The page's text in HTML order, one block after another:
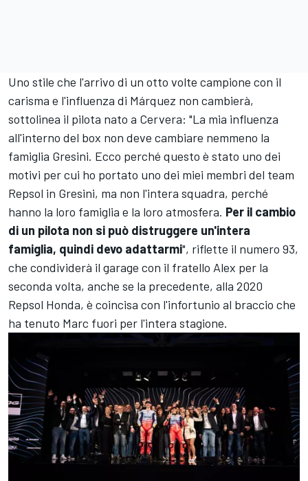
Uno stile che l'arrivo di un otto volte campione con il
carisma e l'influenza di Márquez non cambierà,
sottolinea il pilota nato a Cervera: "La mia influenza
all'interno del box non deve cambiare nemmeno la
famiglia Gresini. Ecco perché questo è stato uno dei
motivi per cui ho portato uno dei miei membri del team
Repsol in Gresini, ma non l'intera squadra, perché
hanno la loro famiglia e la loro atmosfera. Per il cambio
di un pilota non si può distruggere un'intera
famiglia, quindi devo adattarmi", riflette il numero 93,
che condividerà il garage con il fratello Alex per la
seconda volta, anche se la precedente, alla 2020
Repsol Honda, è coincisa con l'infortunio al braccio che
ha tenuto Marc fuori per l'intera stagione.